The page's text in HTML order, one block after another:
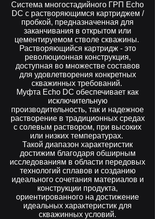
Система многостадийного ГРП Echo
DC с растворяющимся картриджем /
пробкой, предназначенная для
заканчивания в открытом или
цементируемом стволе скважины.
Растворяющийся картридж - это
революционная конструкция,
доступная во множестве составов
для удовлетворения конкретных
скважинных требований.
Муфта Echo DC обеспечивает как
исключительную
производительность, так и надежное
растворение в традиционных средах
с солевым раствором, при высоких
или низких температурах.
Такой диапазон характеристик
достижим благодаря обширным
исследованиям в области передовых
технологий сплавов и созданию
идеального сочетания материалов и
конструкции продукта,
ориентированного на достижение
идеальных характеристик для
скважинных условий.